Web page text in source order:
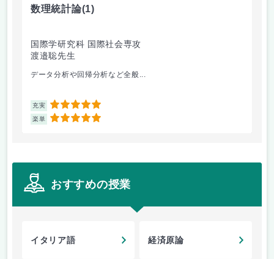
数理統計論(1)
国際学研究科 国際社会専攻
渡邉聡先生
データ分析や回帰分析など全般...
充実 5
楽単 5
おすすめの授業
イタリア語 経済原論